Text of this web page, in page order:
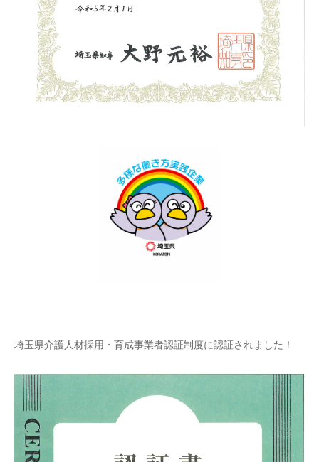
埼玉県介護人材採用・育成事業者認証制度に認証されました！